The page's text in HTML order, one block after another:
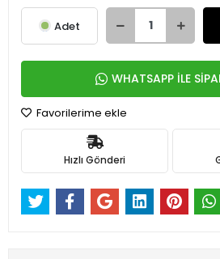
Adet
WHATSAPP İLE
Favorilerime ekle
Hızlı Gönderi